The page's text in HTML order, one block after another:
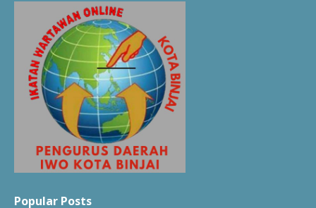
Popular Posts